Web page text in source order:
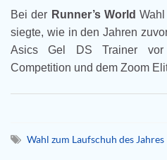
Bei der Runner’s World
siegte, wie in den Jahren
Asics Gel DS Trainer vor
Competition und dem Zoom
Wahl zum Laufschuh des Jahres